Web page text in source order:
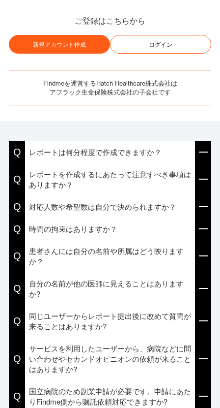
ご登録はこちらから
新規アカウント作成 ログイン
Findmeを運営するHatch Healthcare株式会社は
アフラック生命保険株式会社の子会社です
Q レポートは何分程度で作成できますか？
Q
レポートを作成するにあたって注意すべき事項は
ありますか？
Q 対応人数や希望数は自分で決められますか？
Q 時間の拘束はありますか？
Q
患者さんには自分の名前や所属はどう映ります
か？
Q
自分の名前が他の医師に見えることはあります
か?
Q
同じユーザーからレポート提出後に改めて質問が
来ることはありますか?
Q
サービスを利用したユーザーから、病院などに問
い合わせやセカンドオピニオンの依頼が来ること
はありますか?
Q
国立病院のため副業申請が必要です。申請にあた
りFindme側から嘱託依頼対応できますか?